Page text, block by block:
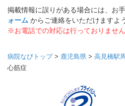
掲載情報に誤りがある場合には、お
ォーム からご連絡をいただけますよ
※お電話での対応は行っておりません
病院なびトップ> 鹿児島県 > 高見橋駅
心筋症